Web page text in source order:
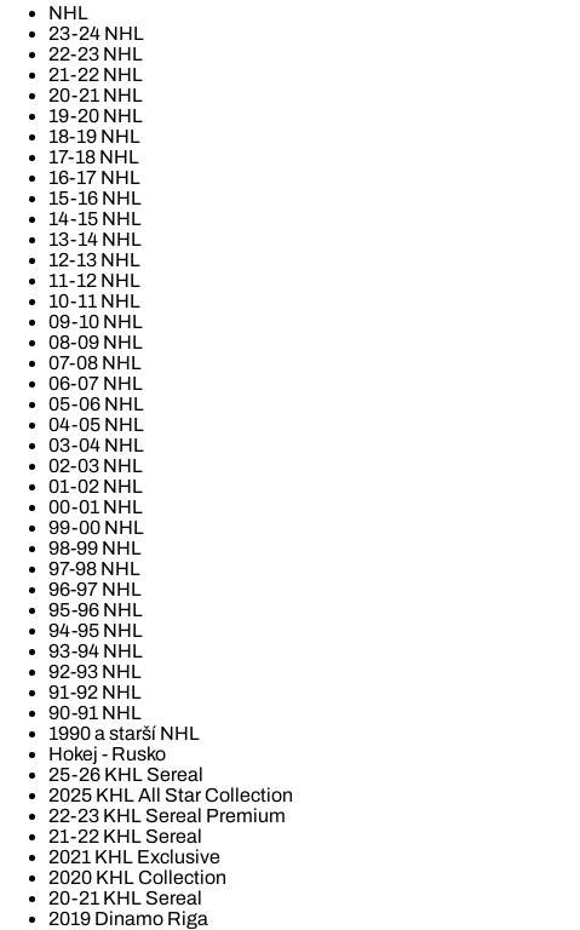
NHL
23-24 NHL
22-23 NHL
21-22 NHL
20-21 NHL
19-20 NHL
18-19 NHL
17-18 NHL
16-17 NHL
15-16 NHL
14-15 NHL
13-14 NHL
12-13 NHL
11-12 NHL
10-11 NHL
09-10 NHL
08-09 NHL
07-08 NHL
06-07 NHL
05-06 NHL
04-05 NHL
03-04 NHL
02-03 NHL
01-02 NHL
00-01 NHL
99-00 NHL
98-99 NHL
97-98 NHL
96-97 NHL
95-96 NHL
94-95 NHL
93-94 NHL
92-93 NHL
91-92 NHL
90-91 NHL
1990 a starší NHL
Hokej - Rusko
25-26 KHL Sereal
2025 KHL All Star Collection
22-23 KHL Sereal Premium
21-22 KHL Sereal
2021 KHL Exclusive
2020 KHL Collection
20-21 KHL Sereal
2019 Dinamo Riga